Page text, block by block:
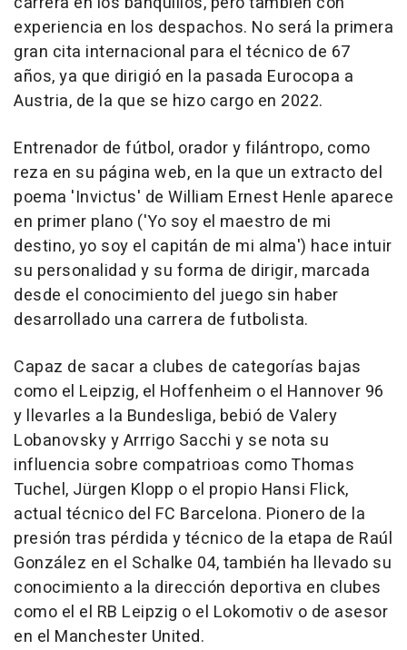
experiencia en los despachos. No será la primera
gran cita internacional para el técnico de 67
años, ya que dirigió en la pasada Eurocopa a
Austria, de la que se hizo cargo en 2022.
Entrenador de fútbol, orador y filántropo, como
reza en su página web, en la que un extracto del
poema 'Invictus' de William Ernest Henle aparece
en primer plano ('Yo soy el maestro de mi
destino, yo soy el capitán de mi alma') hace intuir
su personalidad y su forma de dirigir, marcada
desde el conocimiento del juego sin haber
desarrollado una carrera de futbolista.
Capaz de sacar a clubes de categorías bajas
como el Leipzig, el Hoffenheim o el Hannover 96
y llevarles a la Bundesliga, bebió de Valery
Lobanovsky y Arrrigo Sacchi y se nota su
influencia sobre compatrioas como Thomas
Tuchel, Jürgen Klopp o el propio Hansi Flick,
actual técnico del FC Barcelona. Pionero de la
presión tras pérdida y técnico de la etapa de Raúl
González en el Schalke 04, también ha llevado su
conocimiento a la dirección deportiva en clubes
como el el RB Leipzig o el Lokomotiv o de asesor
en el Manchester United.